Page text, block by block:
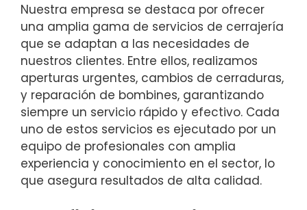
Nuestra empresa se destaca por ofrecer
una amplia gama de servicios de cerrajería
que se adaptan a las necesidades de
nuestros clientes. Entre ellos, realizamos
aperturas urgentes, cambios de cerraduras,
y reparación de bombines, garantizando
siempre un servicio rápido y efectivo. Cada
uno de estos servicios es ejecutado por un
equipo de profesionales con amplia
experiencia y conocimiento en el sector, lo
que asegura resultados de alta calidad.